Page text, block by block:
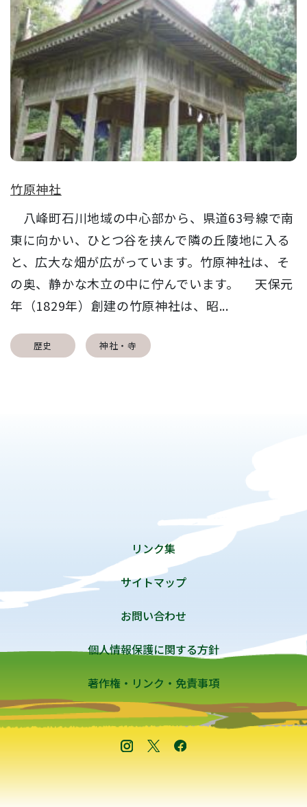
竹原神社
八峰町石川地域の中心部から、県道63号線で南
東に向かい、ひとつ谷を挟んで隣の丘陵地に入る
と、広大な畑が広がっています。竹原神社は、そ
の奥、静かな木立の中に佇んでいます。 天保元
年（1829年）創建の竹原神社は、昭...
歴史 神社・寺
リンク集
サイトマップ
お問い合わせ
個人情報保護に関する方針
著作権・リンク・免責事項